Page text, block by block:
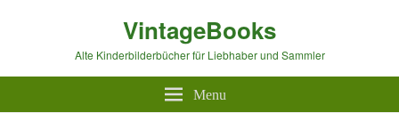
VintageBooks
Alte Kinderbilderbücher für Liebhaber und Sammler
Menu